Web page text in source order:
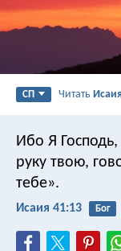
СП Читать
Ибо Я
руку твою,
тебе».
Исаия 41:13 Бог